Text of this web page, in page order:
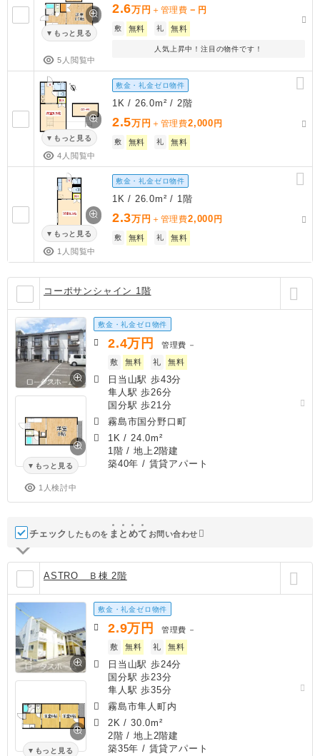
もっと見る
5人閲覧中
2.6万円 ＋管理費 － 円
敷 無料 礼 無料
人気上昇中！注目の物件です！
もっと見る
4人閲覧中
敷金・礼金ゼロ物件
1K / 26.0m² / 2階
2.5万円 ＋管理費2,000 円
敷 無料 礼 無料
もっと見る
1人閲覧中
敷金・礼金ゼロ物件
1K / 26.0m² / 1階
2.3万円 ＋管理費2,000 円
敷 無料 礼 無料
コーポサンシャイン 1階
もっと見る
1人検討中
敷金・礼金ゼロ物件
2.4万円 管理費 －
敷
無料 礼 無料
日当山駅 歩43分
隼人駅 歩26分
国分駅 歩21分
霧島市国分野口町
1K / 24.0m²
1階 / 地上2階建
築40年 / 賃貸アパート
チェック したものを ま と めて お問い合わせ
ASTRO Ｂ棟 2階
もっと見る
敷金・礼金ゼロ物件
2.9万円 管理費 －
敷
無料 礼 無料
日当山駅 歩24分
国分駅 歩23分
隼人駅 歩35分
霧島市隼人町内
2K /30.0m²
2階 / 地上2階建
築35年 / 賃貸アパート